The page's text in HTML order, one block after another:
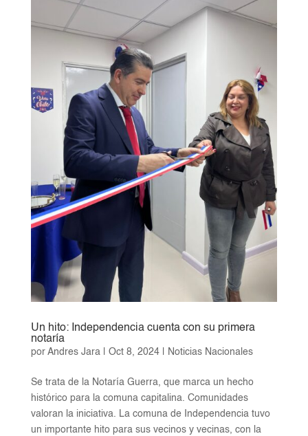
Un hito: Independencia cuenta con su primera
notaría
por Andres Jara| Oct 8, 2024| Noticias Nacionales
Se trata de la Notaría Guerra, que marca un hecho
histórico para la comuna capitalina. Comunidades
valoran la iniciativa. La comuna de Independencia tuvo
un importante hito para sus vecinos y vecinas, con la